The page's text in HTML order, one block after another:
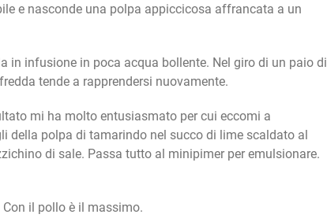
e nasconde una polpa appiccicosa affrancata a un
in infusione in poca acqua bollente. Nel giro di un paio di
tende a rapprendersi nuovamente.
mi ha molto entusiasmato per cui eccomi a
della polpa di tamarindo nel succo di lime scaldato al
di sale. Passa tutto al minipimer per emulsionare.
il pollo è il massimo.